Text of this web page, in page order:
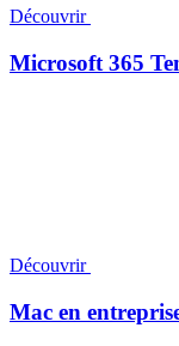
Découvrir
Microsoft 365
Découvrir
Mac en